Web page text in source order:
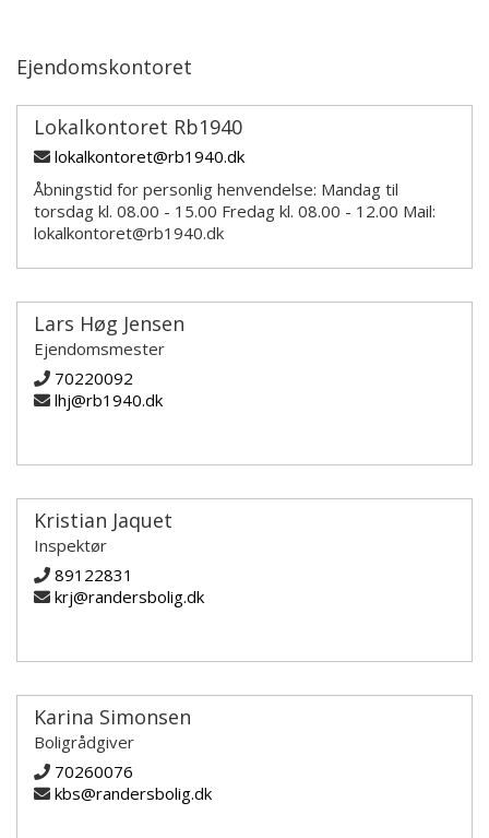
Ejendomskontoret
Lokalkontoret Rb1940
lokalkontoret@rb1940.dk
Åbningstid for personlig henvendelse: Mandag til
torsdag kl. 08.00 - 15.00 Fredag kl. 08.00 - 12.00 Mail:
lokalkontoret@rb1940.dk
Lars Høg Jensen
Ejendomsmester
70220092
lhj@rb1940.dk
Kristian Jaquet
Inspektør
89122831
krj@randersbolig.dk
Karina Simonsen
Boligrådgiver
70260076
kbs@randersbolig.dk